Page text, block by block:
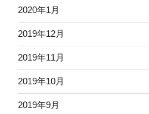
2020年1月
2019年12月
2019年11月
2019年10月
2019年9月